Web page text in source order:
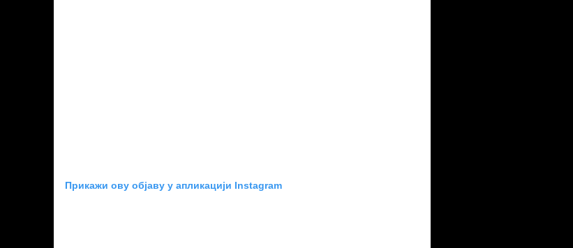
Прикажи ову објаву у апликацији Instagram